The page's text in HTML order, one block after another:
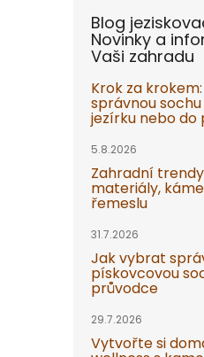
Blog
Novinky a
Vaši zahradu
Krok za
správnou
jezírku nebo do
5.8.2026
Zahradní
materiály,
řemeslu
31.7.2026
Jak vybrat
pískovcovou
průvodce
29.7.2026
Vytvořte si